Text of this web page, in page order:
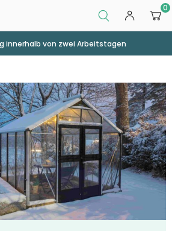
0
innerhalb von zwei Arbeitstagen